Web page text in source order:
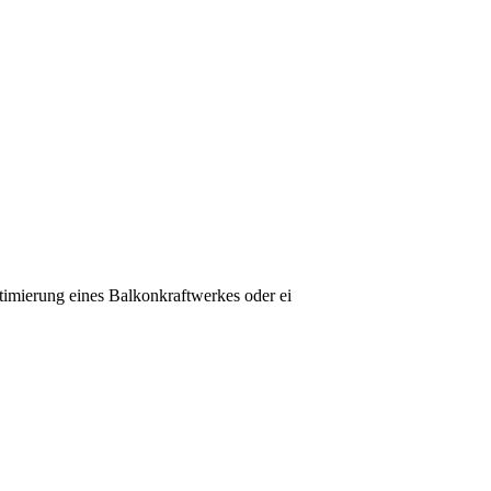
eines Balkonkraftwerkes oder ei